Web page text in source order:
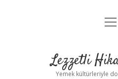
Yasal
Lezzetli
Yemek kültürleriyle